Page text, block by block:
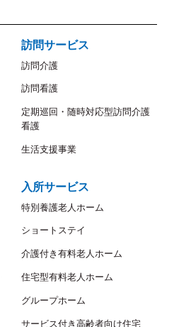
訪問サービス
訪問介護
訪問看護
定期巡回・随時対応型訪問介護
看護
生活支援事業
入所サービス
特別養護老人ホーム
ショートステイ
介護付き有料老人ホーム
住宅型有料老人ホーム
グループホーム
サービス付き高齢者向け住宅